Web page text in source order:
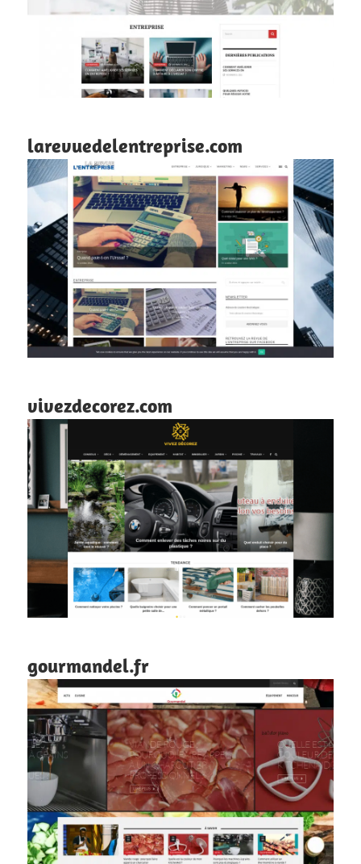
larevuedelentreprise.com
vivezdecorez.com
gourmandel.fr